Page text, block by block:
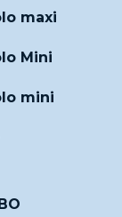
maxi
Mini
mini